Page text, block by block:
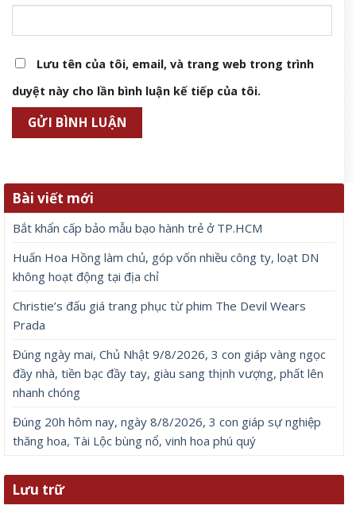
Lưu tên của tôi, email, và trang web trong trình
duyệt này cho lần bình luận kế tiếp của tôi.
Bài viết mới
Bắt khẩn cấp bảo mẫu bạo hành trẻ ở TP.HCM
Huấn Hoa Hồng làm chủ, góp vốn nhiều công ty, loạt DN
không hoạt động tại địa chỉ
Christie’s đấu giá trang phục từ phim The Devil Wears
Prada
Đúng ngày mai, Chủ Nhật 9/8/2026, 3 con giáp vàng ngọc
đầy nhà, tiền bạc đầy tay, giàu sang thịnh vượng, phất lên
nhanh chóng
Đúng 20h hôm nay, ngày 8/8/2026, 3 con giáp sự nghiệp
thăng hoa, Tài Lộc bùng nổ, vinh hoa phú quý
Lưu trữ